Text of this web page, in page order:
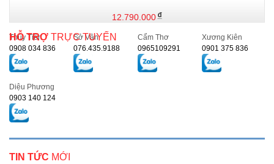
12.790.000
HỖ TRỢ TRỰC TUYẾN
Thủy Tiên
0908 034 836
Sở Vân
076.435.9188
Cẩm Thơ
0965109291
Xương Kiên
0901 375 836
Diệu Phương
0903 140 124
TIN TỨC MỚI